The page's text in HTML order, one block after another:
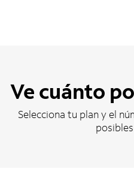
Ve cuánto
Selecciona tu plan y el